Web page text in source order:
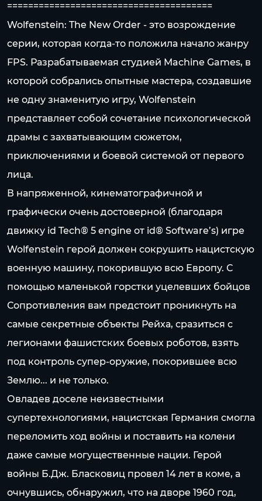
=======================================
Wolfenstein: The New Order - это возрождение
серии, которая когда-то положила начало жанру
FPS. Разрабатываемая студией Machine Games, в
которой собрались опытные мастера, создавшие
не одну знаменитую игру, Wolfenstein
представляет собой сочетание психологической
драмы с захватывающим сюжетом,
приключениями и боевой системой от первого
лица.
В напряженной, кинематографичной и
графически очень достоверной (благодаря
движку id Tech® 5 engine от id® Software’s) игре
Wolfenstein герой должен сокрушить нацистскую
военную машину, покорившую всю Европу. С
помощью маленькой горстки уцелевших бойцов
Сопротивления вам предстоит проникнуть на
самые секретные объекты Рейха, сразиться с
легионами фашистских боевых роботов, взять
под контроль супер-оружие, покорившее всю
Землю... и не только.
Овладев доселе неизвестными
супертехнологиями, нацистская Германия смогла
переломить ход войны и поставить на колени
даже самые могущественные нации. Герой
войны Б.Дж. Бласковиц провел 14 лет в коме, а
очнувшись, обнаружил, что на дворе 1960 год,